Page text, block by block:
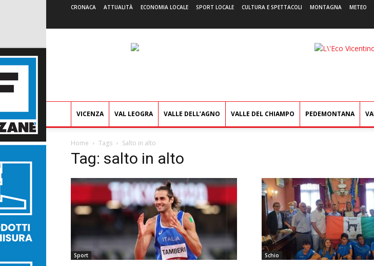
CRONACA ATTUALITÀ ECONOMIA LOCALE SPORT LOCALE CULTURA E SPETTACOLI MONTAGNA METEO
L'Eco
VICENZA VAL LEOGRA VALLE DELL’AGNO VALLE DEL CHIAMPO PEDEMONTANA
Home Tags Salto in alto
Tag: salto in alto
Sport Schio